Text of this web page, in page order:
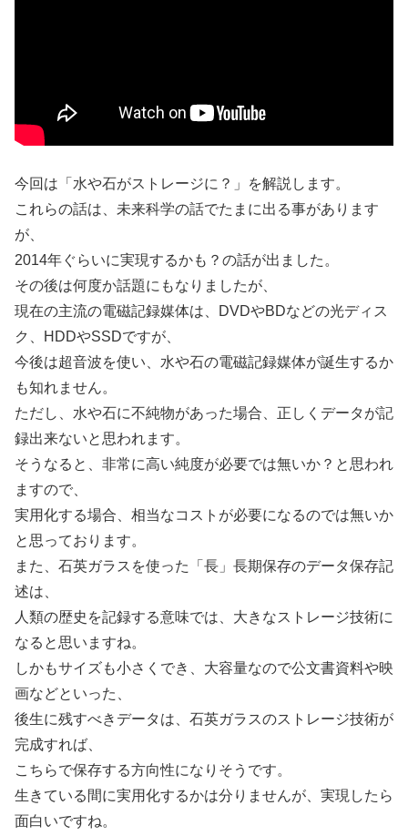
今回は「水や石がストレージに？」を解説します。
これらの話は、未来科学の話でたまに出る事があります
が、
2014年ぐらいに実現するかも？の話が出ました。
その後は何度か話題にもなりましたが、
現在の主流の電磁記録媒体は、DVDやBDなどの光ディス
ク、HDDやSSDですが、
今後は超音波を使い、水や石の電磁記録媒体が誕生するか
も知れません。
ただし、水や石に不純物があった場合、正しくデータが記
録出来ないと思われます。
そうなると、非常に高い純度が必要では無いか？と思われ
ますので、
実用化する場合、相当なコストが必要になるのでは無いか
と思っております。
また、石英ガラスを使った「長」長期保存のデータ保存記
述は、
人類の歴史を記録する意味では、大きなストレージ技術に
なると思いますね。
しかもサイズも小さくでき、大容量なので公文書資料や映
画などといった、
後生に残すべきデータは、石英ガラスのストレージ技術が
完成すれば、
こちらで保存する方向性になりそうです。
生きている間に実用化するかは分りませんが、実現したら
面白いですね。